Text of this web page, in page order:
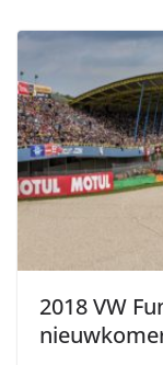
2018 VW